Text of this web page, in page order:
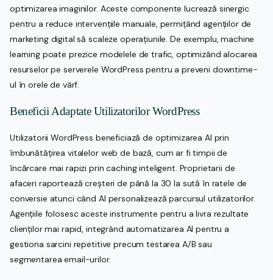
optimizarea imaginilor. Aceste componente lucrează sinergic
pentru a reduce intervențiile manuale, permițând agențiilor de
marketing digital să scaleze operațiunile. De exemplu, machine
learning poate prezice modelele de trafic, optimizând alocarea
resurselor pe serverele WordPress pentru a preveni downtime-
ul în orele de vârf.
Beneficii Adaptate Utilizatorilor WordPress
Utilizatorii WordPress beneficiază de optimizarea AI prin
îmbunătățirea vitalelor web de bază, cum ar fi timpii de
încărcare mai rapizi prin caching inteligent. Proprietarii de
afaceri raportează creșteri de până la 30 la sută în ratele de
conversie atunci când AI personalizează parcursul utilizatorilor.
Agențiile folosesc aceste instrumente pentru a livra rezultate
clienților mai rapid, integrând automatizarea AI pentru a
gestiona sarcini repetitive precum testarea A/B sau
segmentarea email-urilor.